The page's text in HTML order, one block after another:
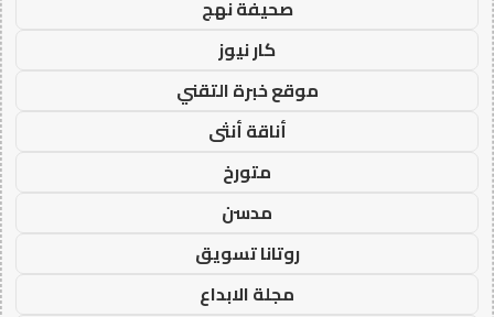
صحيفة نهج
كار نيوز
موقع خبرة التقني
أناقة أنثى
متورخ
مدسن
روتانا تسويق
مجلة الابداع